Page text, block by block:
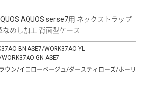
AQUOS sense7用 ネックストラップ
めし加工 背面型ケース
BN-ASE7/WORK37AO-YL-
GN-ASE7
ウン/イエローベージュ/ダースティローズ/ホーリ